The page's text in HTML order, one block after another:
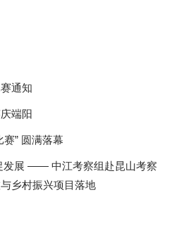
通知
端阳
” 圆满落幕
发展 —— 中江考察组赴昆山考察
乡村振兴项目落地